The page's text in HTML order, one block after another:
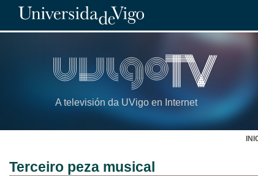
A televisión da UVigo en Internet
Terceiro peza musical